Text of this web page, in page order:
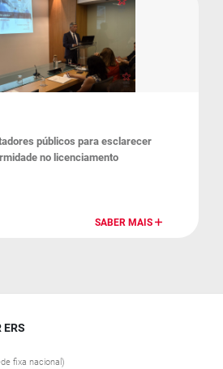
públicos para esclarecer
no licenciamento
SABER MAIS
ERS
fixa nacional)